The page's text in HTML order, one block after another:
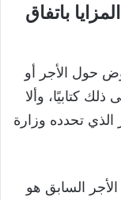
باتفاق
حول الأجر أو
كتابيًا، وألا
الذي تحدده وزارة
السابق هو